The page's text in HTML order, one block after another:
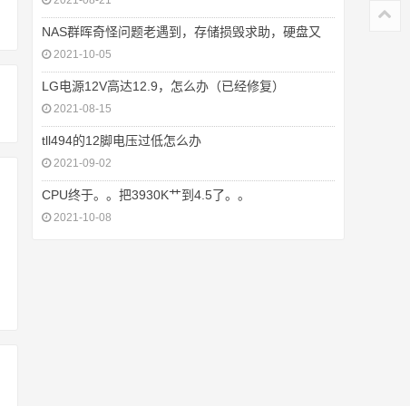
NAS群晖奇怪问题老遇到，存储损毁求助，硬盘又
2021-10-05
LG电源12V高达12.9，怎么办（已经修复）
2021-08-15
tll494的12脚电压过低怎么办
2021-09-02
CPU终于。。把3930K艹到4.5了。。
2021-10-08